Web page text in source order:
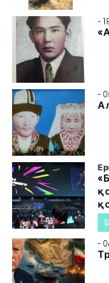
-
-
-